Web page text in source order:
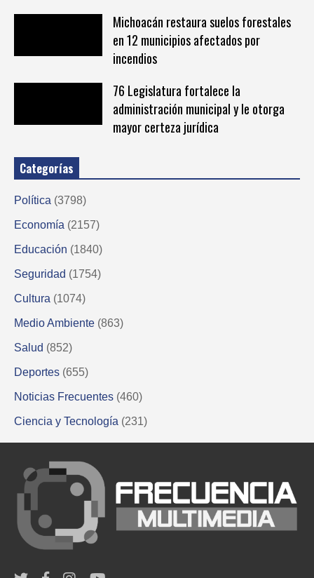
Michoacán restaura suelos forestales
en 12 municipios afectados por
incendios
76 Legislatura fortalece la
administración municipal y le otorga
mayor certeza jurídica
Categorías
Política (3798)
Economía (2157)
Educación (1840)
Seguridad (1754)
Cultura (1074)
Medio Ambiente (863)
Salud (852)
Deportes (655)
Noticias Frecuentes (460)
Ciencia y Tecnología (231)